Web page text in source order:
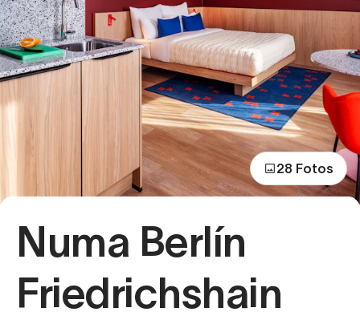
28 Fotos
Numa Berlín
Friedrichshain